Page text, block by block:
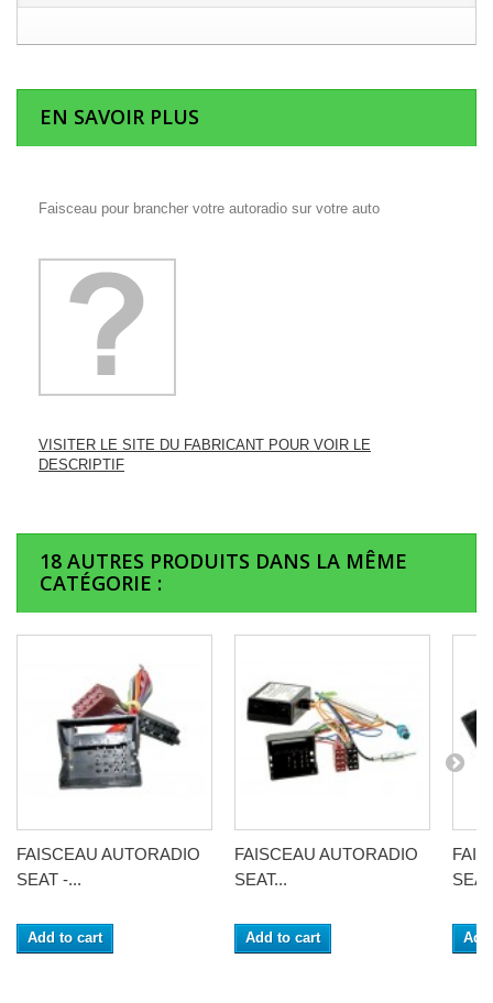
EN SAVOIR PLUS
Faisceau pour brancher votre autoradio sur votre auto
VISITER LE SITE DU FABRICANT POUR VOIR LE
DESCRIPTIF
18 AUTRES PRODUITS DANS LA MÊME
CATÉGORIE :
FAISCEAU AUTORADIO
SEAT -...
Add to cart
FAISCEAU AUTORADIO
SEAT...
Add to cart